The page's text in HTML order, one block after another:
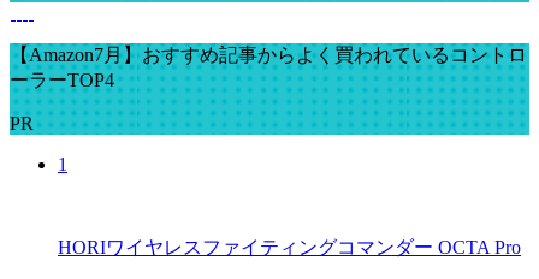
【Amazon7月】おすすめ記事からよく買われているコントロ
ーラーTOP4
PR
1
HORIワイヤレスファイティングコマンダー OCTA Pro